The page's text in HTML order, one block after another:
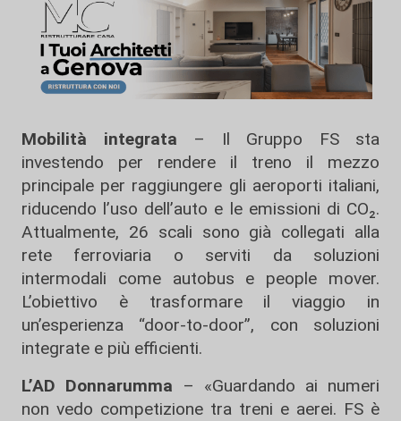
Mobilità integrata – Il Gruppo FS sta
investendo per rendere il treno il mezzo
principale per raggiungere gli aeroporti italiani,
riducendo l’uso dell’auto e le emissioni di CO₂.
Attualmente, 26 scali sono già collegati alla
rete ferroviaria o serviti da soluzioni
intermodali come autobus e people mover.
L’obiettivo è trasformare il viaggio in
un’esperienza “door-to-door”, con soluzioni
integrate e più efficienti.
L’AD Donnarumma – «Guardando ai numeri
non vedo competizione tra treni e aerei. FS è